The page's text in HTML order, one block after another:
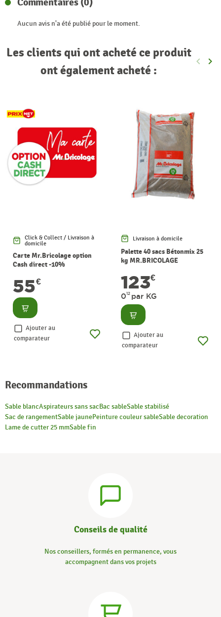
Aucun avis n'a été publié pour le moment.
Les clients qui ont acheté ce produit
ont également acheté :
keyboard_arrow_left keyboard_arrow_right
Click & Collect / Livraison à
domicile
Carte Mr.Bricolage option
Cash direct -10%
55€
Consulter
Ajouter au
comparateur
Livraison à domicile
Palette 40 sacs Bétonmix 25
kg MR.BRICOLAGE
123€
012 par KG
Consulter
Ajouter au
comparateur
Recommandations
Sable blancAspirateurs sans sacBac sableSable stabilisé
Sac de rangementSable jaunePeinture couleur sableSable decoration
Lame de cutter 25 mmSable fin
Conseils de qualité
Nos conseillers, formés en permanence, vous
accompagnent dans vos projets